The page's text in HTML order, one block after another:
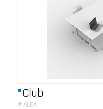
Club
#ALEA